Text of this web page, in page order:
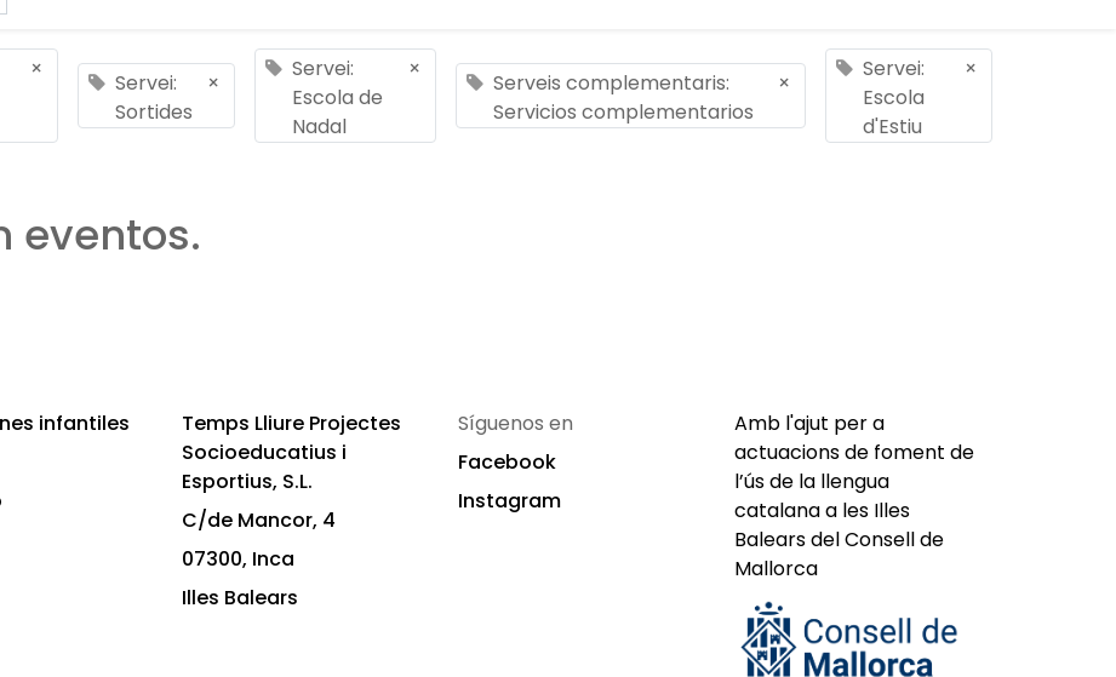
×
Servei:
Sortides
×
Servei:
Escola de
Nadal
×
Serveis complementaris:
Servicios complementarios
×
Servei:
Escola
d'Estiu
×
eventos.
infantiles
Temps Lliure Projectes
Socioeducatius i
Esportius, S.L.
C/de Mancor, 4
07300, Inca
Illes Balears
Síguenos en
Facebook
Instagram
Amb l'ajut per a
actuacions de foment de
l’ús de la llengua
catalana a les Illes
Balears del Consell de
Mallorca